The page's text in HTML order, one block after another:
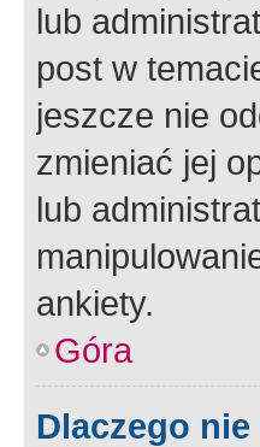
lub
post w
jeszcze nie
zmieniać jej
lub
ankiety.
Góra
Dlaczego